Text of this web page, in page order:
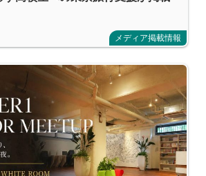
メディア掲載情報